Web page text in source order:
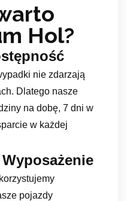
Hol?
nie zdarzają
Dlatego nasze
na dobę, 7 dni w
w każdej
pojazdy